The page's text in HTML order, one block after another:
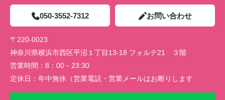
050-3552-7312 お問い合わせ
〒220-0023
神奈川県横浜市西区平沼１丁目13-18 フォルテ21 ３階
営業時間： 8：00－23:30
定休日： 年中無休（営業電話・営業メールはお断りします